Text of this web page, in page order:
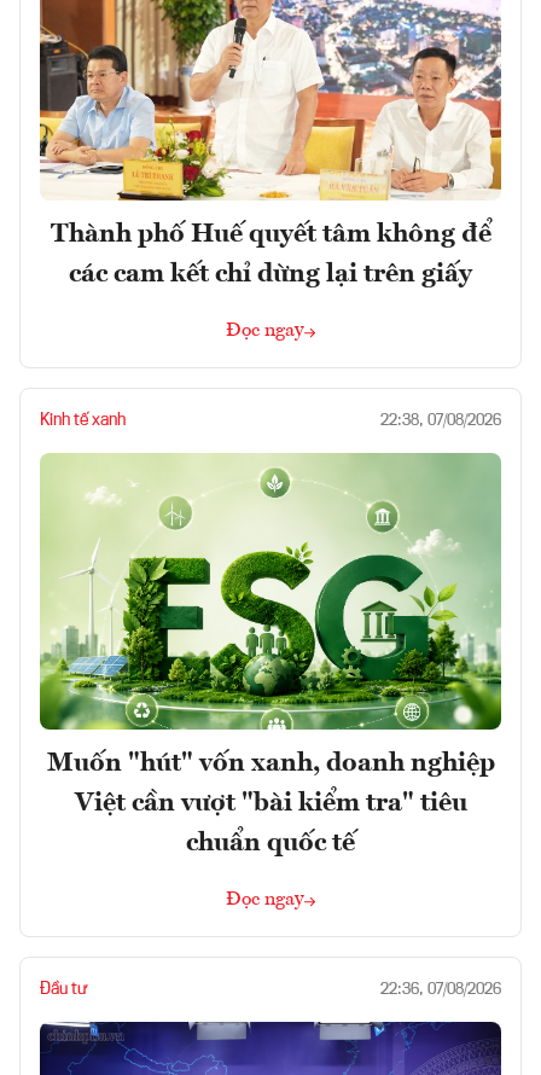
Thành phố Huế quyết tâm không để
các cam kết chỉ dừng lại trên giấy
Đọc ngay
Kinh tế xanh 22:38, 07/08/2026
Muốn "hút" vốn xanh, doanh nghiệp
Việt cần vượt "bài kiểm tra" tiêu
chuẩn quốc tế
Đọc ngay
Đầu tư 22:36, 07/08/2026